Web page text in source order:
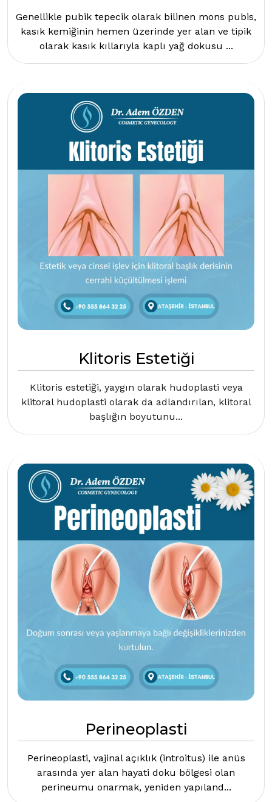
Genellikle pubik tepecik olarak bilinen mons pubis,
kasık kemiğinin hemen üzerinde yer alan ve tipik
olarak kasık kıllarıyla kaplı yağ dokusu ...
Klitoris Estetiği
Klitoris estetiği, yaygın olarak hudoplasti veya
klitoral hudoplasti olarak da adlandırılan, klitoral
başlığın boyutunu...
Perineoplasti
Perineoplasti, vajinal açıklık (introitus) ile anüs
arasında yer alan hayati doku bölgesi olan
perineumu onarmak, yeniden yapıland...